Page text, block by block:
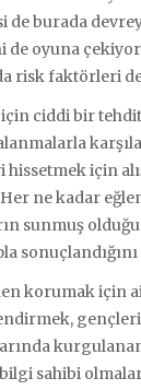
de burada
de oyuna
risk faktörleri
için ciddi bir
için
Her ne kadar
sunmuş
korumak için
sahibi